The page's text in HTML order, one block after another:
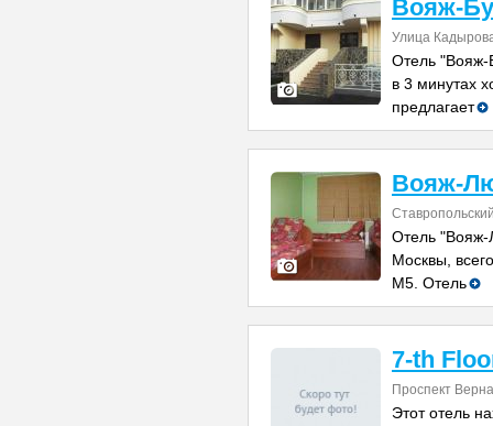
Вояж-
Улица
Отель "Вояж-
в 3 минутах
предлагает
Вояж-
Отель "Вояж-
Москвы,
М5. Отель
7-th
Проспект
Этот отель